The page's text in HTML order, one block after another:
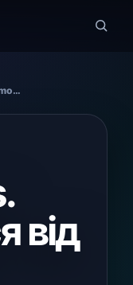
Warner Bros. відмовилася від пропозиції Paramount на $108 млрд
від